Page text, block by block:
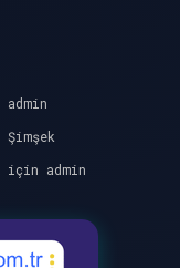
admin
Şimşek
için admin